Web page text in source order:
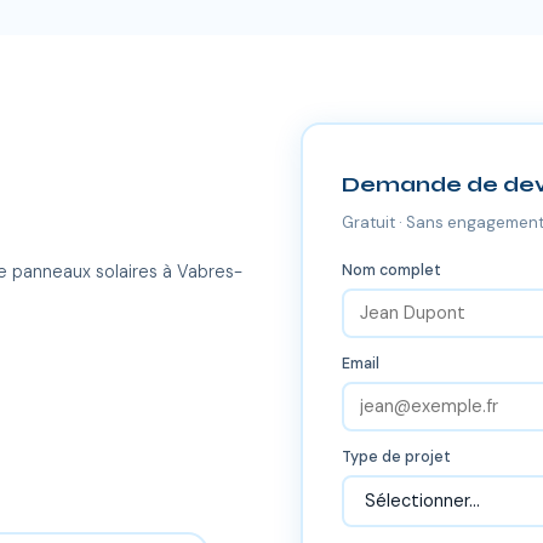
solaires à Vabres-
Demande de
Gratuit · Sans
Nom complet
Email
Type de projet